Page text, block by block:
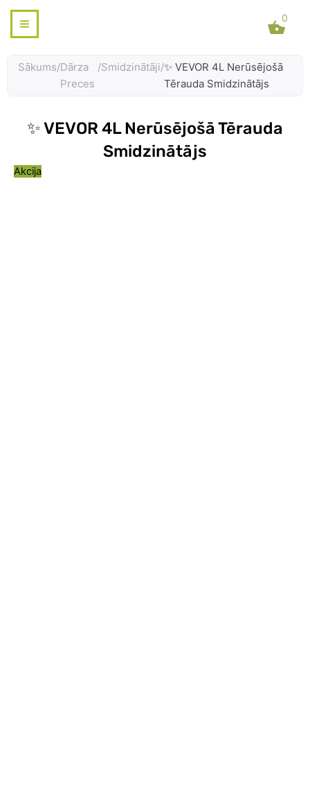
Skip
content
0
Sākums/Dārza
Preces
/Smidzinātāji/✨ VEVOR 4L Nerūsējošā
Tērauda Smidzinātājs
✨ VEVOR 4L Nerūsējošā Tērauda
Smidzinātājs
Akcija